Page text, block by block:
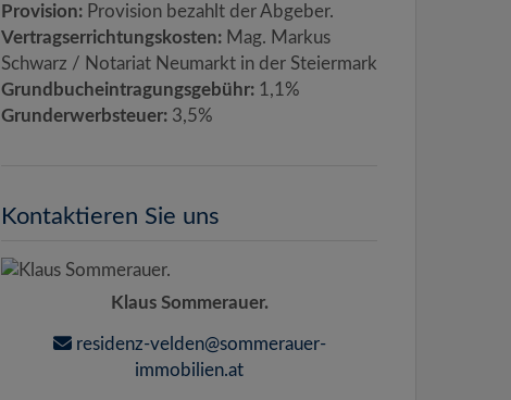
Provision: Provision bezahlt der Abgeber.
Vertragserrichtungskosten: Mag. Markus
Schwarz / Notariat Neumarkt in der Steiermark
Grundbucheintragungsgebühr: 1,1%
Grunderwerbsteuer: 3,5%
Kontaktieren Sie uns
Klaus Sommerauer.
residenz-velden@sommerauer-
immobilien.at